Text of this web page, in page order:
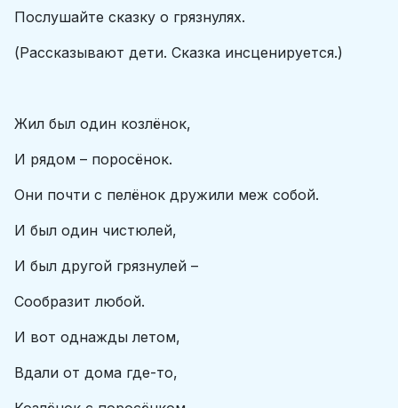
Послушайте сказку о грязнулях.
(Рассказывают дети. Сказка инсценируется.)
Жил был один козлёнок,
И рядом – поросёнок.
Они почти с пелёнок дружили меж собой.
И был один чистюлей,
И был другой грязнулей –
Сообразит любой.
И вот однажды летом,
Вдали от дома где-то,